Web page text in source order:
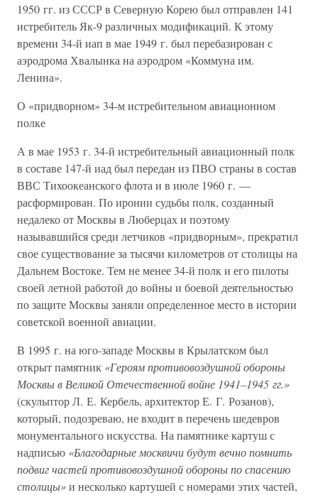
1950 гг. из СССР в Северную Корею был отправлен 141
истребитель Як-9 различных модификаций. К этому
времени 34-й иап в мае 1949 г. был перебазирован с
аэродрома Хвалынка на аэродром «Коммуна им.
Ленина».
О «придворном» 34-м истребительном авиационном
полке
А в мае 1953 г. 34-й истребительный авиационный полк
в составе 147-й иад был передан из ПВО страны в состав
ВВС Тихоокеанского флота и в июле 1960 г. —
расформирован. По иронии судьбы полк, созданный
недалеко от Москвы в Люберцах и поэтому
называвшийся среди летчиков «придворным», прекратил
свое существование за тысячи километров от столицы на
Дальнем Востоке. Тем не менее 34-й полк и его пилоты
своей летной работой до войны и боевой деятельностью
по защите Москвы заняли определенное место в истории
советской военной авиации.
В 1995 г. на юго-западе Москвы в Крылатском был
открыт памятник «Героям противовоздушной обороны
Москвы в Великой Отечественной войне 1941–1945 гг.»
(скульптор Л. Е. Кербель, архитектор Е. Г. Розанов),
который, подозреваю, не входит в перечень шедевров
монументального искусства. На памятнике картуш с
надписью «Благодарные москвичи будут вечно помнить
подвиг частей противовоздушной обороны по спасению
столицы»и несколько картушей с номерами этих частей,